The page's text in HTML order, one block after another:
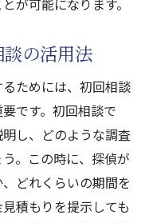
が可能になります。
の活用法
ためには、初回相談
です。初回相談で
し、どのような調査
。この時に、探偵が
どれくらいの期間を
積もりを提示しても